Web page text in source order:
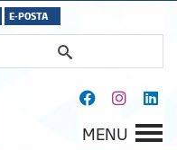
E-POSTA
MENU